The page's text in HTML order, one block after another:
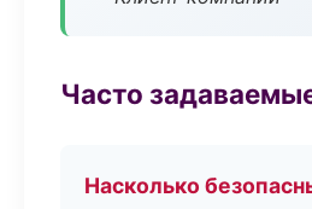
Часто
Насколько